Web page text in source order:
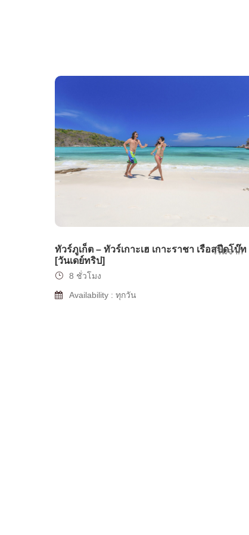
ทัวร์ภูเก็ต – ทัวร์เกาะเฮ เกาะราชา เรือสปีดโบ๊ท
[วันเดย์ทริป]
เริ่มจาก
8 ชั่วโมง
Availability : ทุกวัน